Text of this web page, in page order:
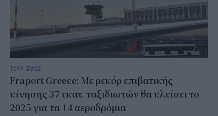
ΤΟΥΡΙΣΜΟΣ
Fraport Greece: Με ρεκόρ επιβατικής
κίνησης 37 εκατ. ταξιδιωτών θα κλείσει το
2025 για τα 14 αεροδρόμια